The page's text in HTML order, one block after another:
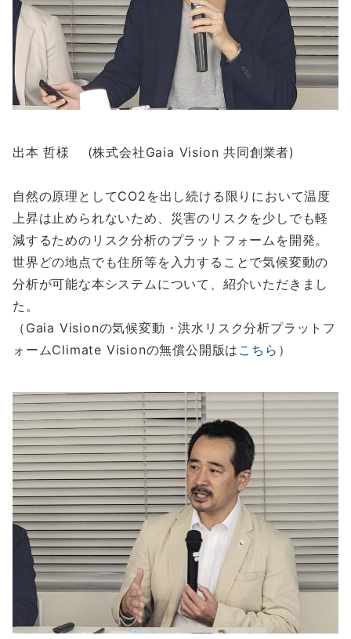
出本 哲様 (株式会社Gaia Vision 共同創業者)
自然の原理としてCO2を出し続ける限りにおいて温度
上昇は止められないため、災害のリスクを少しでも軽
減するためのリスク分析のプラットフォームを開発。
世界どの地点でも住所等を入力することで気候変動の
分析が可能な本システムについて、紹介いただきまし
た。
（Gaia Visionの気候変動・洪水リスク分析プラットフ
ォームClimate Visionの無償公開版は こちら ）